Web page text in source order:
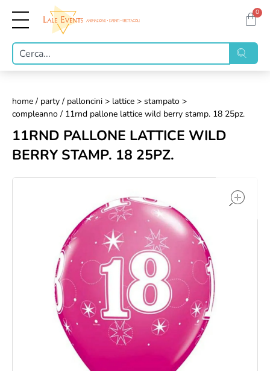
0
home / party / palloncini > lattice > stampato >
compleanno / 11rnd pallone lattice wild berry stamp. 18 25pz.
11RND PALLONE LATTICE WILD
BERRY STAMP. 18 25PZ.